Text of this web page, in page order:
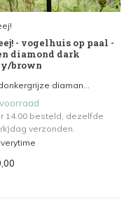
- vogelhuis op paal -
diamond dark
brown
diaman...
14.00 besteld, dezelfde
verzonden.